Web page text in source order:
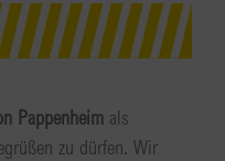
Pappenheim als
zu dürfen. Wir